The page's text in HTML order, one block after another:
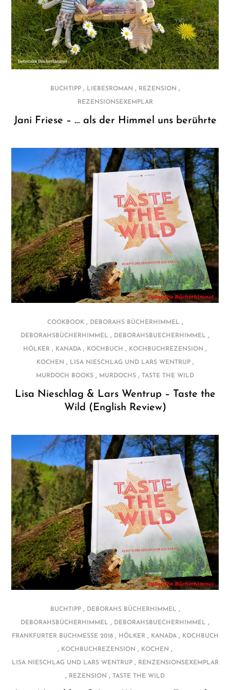
BUCHTIPP, LIEBESROMAN , REZENSION ,
REZENSIONSEXEMPLAR
Jani Friese – … als der Himmel uns berührte
COOKBOOK, DEBORAHS BÜCHERHIMMEL ,
DEBORAHSBÜCHERHIMMEL , DEBORAHSBUECHERHIMMEL ,
HÖLKER , KANADA , KOCHBUCH , KOCHBUCHREZENSION ,
KOCHEN , LISA NIESCHLAG UND LARS WENTRUP,
MURDOCH BOOKS , MURDOCHS , TASTE THE WILD
Lisa Nieschlag & Lars Wentrup – Taste the
Wild (English Review)
BUCHTIPP, DEBORAHS BÜCHERHIMMEL ,
DEBORAHSBÜCHERHIMMEL , DEBORAHSBUECHERHIMMEL ,
FRANKFURTER BUCHMESSE 2018, HÖLKER, KANADA, KOCHBUCH
, KOCHBUCHREZENSION , KOCHEN ,
LISA NIESCHLAG UND LARS WENTRUP, RENZENSIONSEXEMPLAR
, REZENSION , TASTE THE WILD